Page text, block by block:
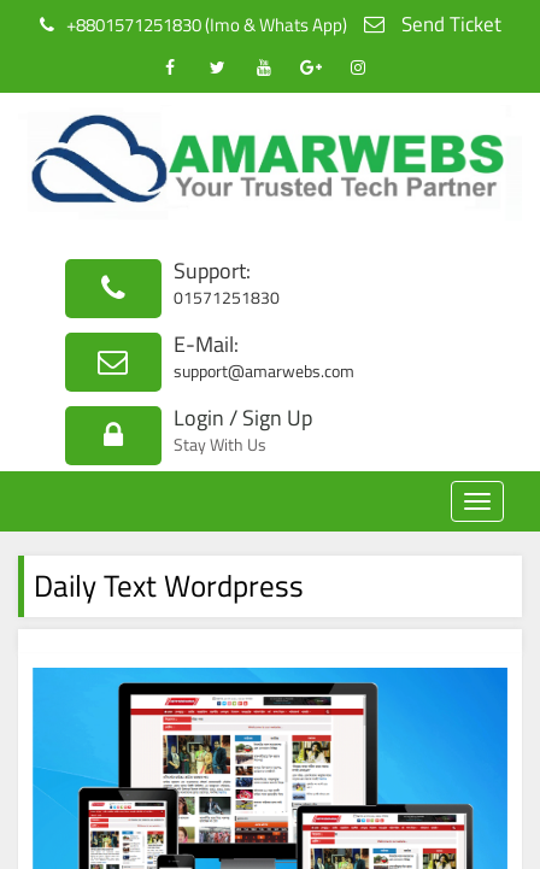
+8801571251830 (Imo & Whats App) Send Ticket
Support:
01571251830
E-Mail:
support@amarwebs.com
Login / Sign Up
Stay With Us
Toggle
Daily Text Wordpress